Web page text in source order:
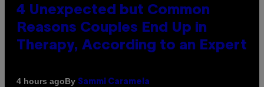
4 Unexpected but Common
Reasons Couples End Up in
Therapy, According to an Expert
4 hours agoBy Sammi Caramela